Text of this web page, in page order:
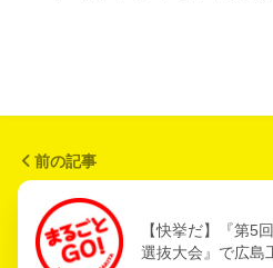
前の記事
【快挙だ】『第5
選抜大会』で広島